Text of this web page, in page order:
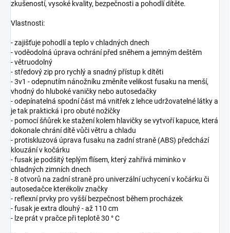
zkušeností, vysoké kvality, bezpečnosti a pohodlí dítěte.
Vlastnosti:
- zajišťuje pohodlí a teplo v chladných dnech
- voděodolná úprava ochrání před sněhem a jemným deštěm
- větruodolný
- středový zip pro rychlý a snadný přístup k dítěti
- 3v1 - odepnutím nánožníku změníte velikost fusaku na menší,
vhodný do hluboké vaničky nebo autosedačky
- odepínatelná spodní část má vnitřek z lehce udržovatelné látky a
je tak praktická i pro obuté nožičky
- pomocí šňůrek ke stažení kolem hlavičky se vytvoří kapuce, která
dokonale chrání dítě vůči větru a chladu
- protiskluzová úprava fusaku na zadní straně (ABS) předchází
klouzání v kočárku
- fusak je podšitý teplým flísem, který zahřívá miminko v
chladných zimních dnech
- 8 otvorů na zadní straně pro univerzální uchycení v kočárku či
autosedačce kterékoliv značky
- reflexní prvky pro vyšší bezpečnost během procházek
- fusak je extra dlouhý - až 110 cm
- lze prát v pračce při teplotě 30 ° C